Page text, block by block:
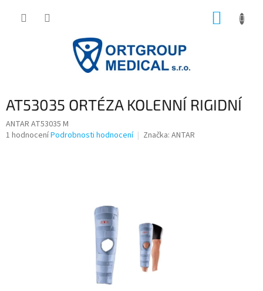
AT53035 ORTÉZA KOLENNÍ RIGIDNÍ
ANTAR AT53035 M
Průměrné
1 hodnoceníPodrobnosti hodnocení Značka: ANTAR